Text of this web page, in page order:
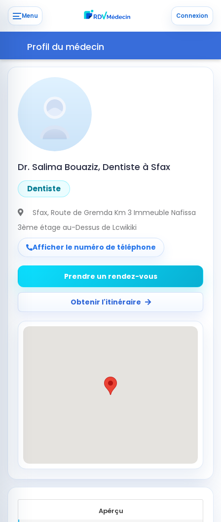
Menu Connexion
Profil du médecin
Dr. Salima Bouaziz, Dentiste à Sfax
Dentiste
Sfax, Route de Gremda Km 3 Immeuble Nafissa
3ème étage au-Dessus de Lcwikiki
Afficher le numéro de téléphone
Prendre un rendez-vous
Obtenir l'itinéraire
Apérçu